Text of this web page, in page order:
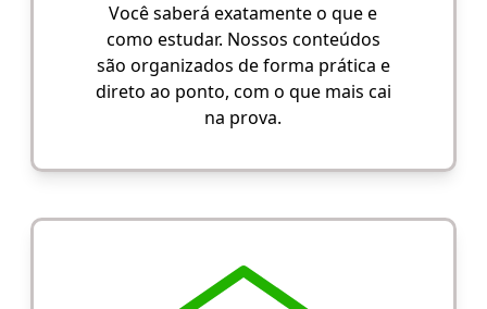
Você saberá exatamente o que e
como estudar. Nossos conteúdos
são organizados de forma prática e
direto ao ponto, com o que mais cai
na prova.